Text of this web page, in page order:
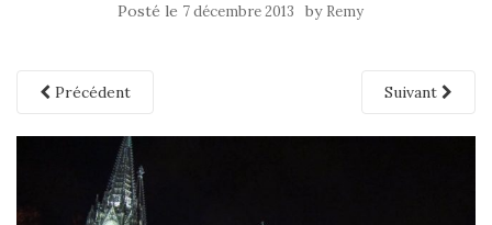
Posté le 7 décembre 2013 by Remy
Précédent Suivant